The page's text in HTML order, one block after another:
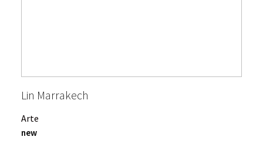
Lin Marrakech
Arte
new